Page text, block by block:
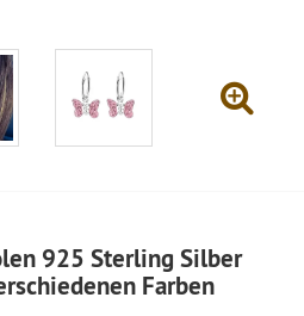
925 Sterling Silber
Farben